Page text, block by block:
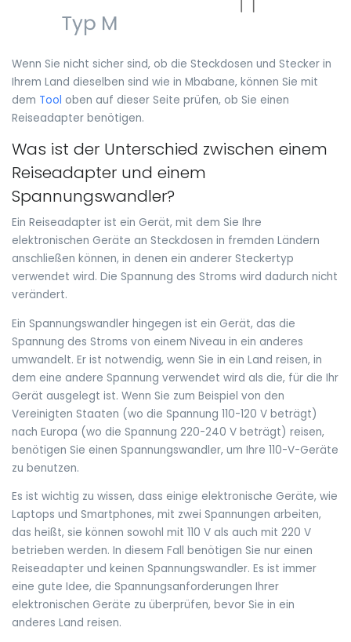
Wenn Sie nicht sicher sind, ob die Steckdosen und Stecker in
Ihrem Land dieselben sind wie in Mbabane, können Sie mit
dem Tool oben auf dieser Seite prüfen, ob Sie einen
Reiseadapter benötigen.
Was ist der Unterschied zwischen einem
Reiseadapter und einem
Spannungswandler?
Ein Reiseadapter ist ein Gerät, mit dem Sie Ihre
elektronischen Geräte an Steckdosen in fremden Ländern
anschließen können, in denen ein anderer Steckertyp
verwendet wird. Die Spannung des Stroms wird dadurch nicht
verändert.
Ein Spannungswandler hingegen ist ein Gerät, das die
Spannung des Stroms von einem Niveau in ein anderes
umwandelt. Er ist notwendig, wenn Sie in ein Land reisen, in
dem eine andere Spannung verwendet wird als die, für die Ihr
Gerät ausgelegt ist. Wenn Sie zum Beispiel von den
Vereinigten Staaten (wo die Spannung 110-120 V beträgt)
nach Europa (wo die Spannung 220-240 V beträgt) reisen,
benötigen Sie einen Spannungswandler, um Ihre 110-V-Geräte
zu benutzen.
Es ist wichtig zu wissen, dass einige elektronische Geräte, wie
Laptops und Smartphones, mit zwei Spannungen arbeiten,
das heißt, sie können sowohl mit 110 V als auch mit 220 V
betrieben werden. In diesem Fall benötigen Sie nur einen
Reiseadapter und keinen Spannungswandler. Es ist immer
eine gute Idee, die Spannungsanforderungen Ihrer
elektronischen Geräte zu überprüfen, bevor Sie in ein
anderes Land reisen.